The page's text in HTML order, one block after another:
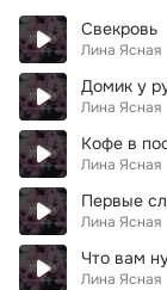
Свекровь
Лина Ясная
Домик у
Лина Ясная
Кофе в
Лина Ясная
Первые
Лина Ясная
Что вам
Лина Ясная